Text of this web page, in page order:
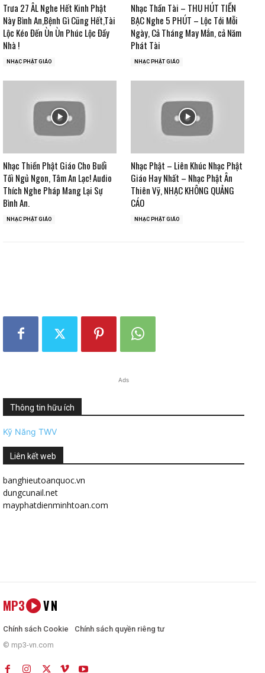
Trưa 27 ÂL Nghe Hết Kinh Phật
Này Bình An,Bệnh Gì Cũng Hết,Tài
Lộc Kéo Đến Ùn Ùn Phúc Lộc Đầy
Nhà !
NHẠC PHẬT GIÁO
Nhạc Thần Tài – THU HÚT TIỀN
BẠC Nghe 5 PHÚT – Lộc Tới Mỗi
Ngày, Cả Tháng May Mắn, cả Năm
Phát Tài
NHẠC PHẬT GIÁO
Nhạc Thiền Phật Giáo Cho Buổi
Tối Ngủ Ngon, Tâm An Lạc! Audio
Thích Nghe Pháp Mang Lại Sự
Bình An.
NHẠC PHẬT GIÁO
Nhạc Phật – Liên Khúc Nhạc Phật
Giáo Hay Nhất – Nhạc Phật Ân
Thiên Vỹ, NHẠC KHÔNG QUẢNG
CÁO
NHẠC PHẬT GIÁO
Ads
Thông tin hữu ích
Kỹ Năng TWV
Liên kết web
banghieutoanquoc.vn
dungcunail.net
mayphatdienminhtoan.com
MP3 VN
Chính sách Cookie
Chính sách quyền riêng tư
© mp3-vn.com